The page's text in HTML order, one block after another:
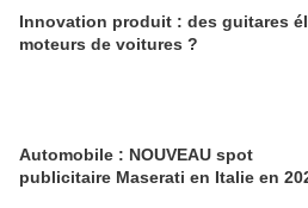
Innovation produit : des guitares
moteurs de voitures ?
Automobile : NOUVEAU spot
publicitaire Maserati en Italie en